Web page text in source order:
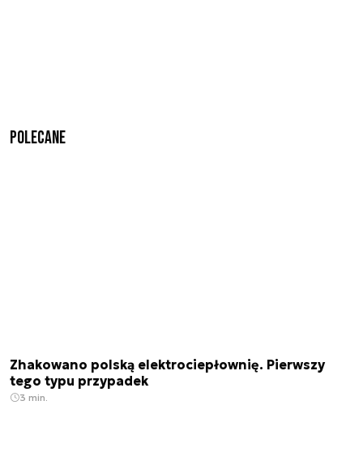
Polecane
Zhakowano polską elektrociepłownię. Pierwszy
tego typu przypadek
3 min.